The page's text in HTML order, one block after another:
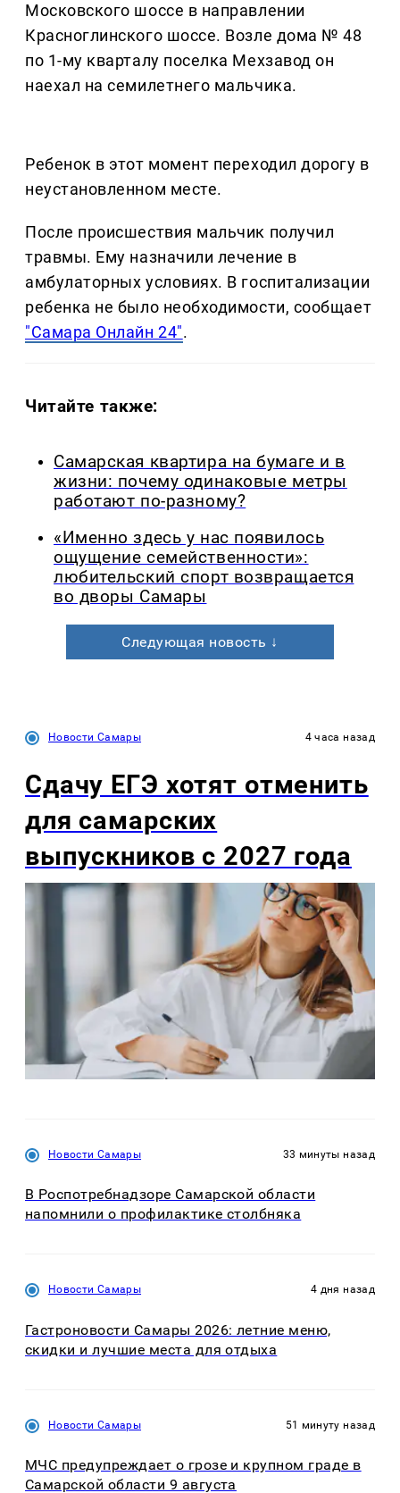
Московского шоссе в направлении
Красноглинского шоссе. Возле дома № 48
по 1-му кварталу поселка Мехзавод он
наехал на семилетнего мальчика.
Ребенок в этот момент переходил дорогу в
неустановленном месте.
После происшествия мальчик получил
травмы. Ему назначили лечение в
амбулаторных условиях. В госпитализации
ребенка не было необходимости, сообщает
"Самара Онлайн 24".
Читайте также:
Самарская квартира на бумаге и в
жизни: почему одинаковые метры
работают по-разному?
«Именно здесь у нас появилось
ощущение семейственности»:
любительский спорт возвращается
во дворы Самары
Следующая новость ↓
Новости Самары 4 часа назад
Сдачу ЕГЭ хотят отменить
для самарских
выпускников с 2027 года
Новости Самары 33 минуты назад
В Роспотребнадзоре Самарской области
напомнили о профилактике столбняка
Новости Самары 4 дня назад
Гастроновости Самары 2026: летние меню,
скидки и лучшие места для отдыха
Новости Самары 51 минуту назад
МЧС предупреждает о грозе и крупном граде в
Самарской области 9 августа